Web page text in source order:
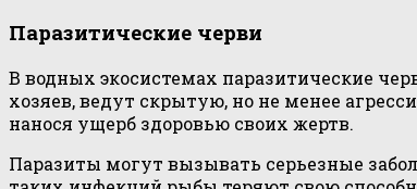
Паразитические черви
В водных экосистемах паразитические
хозяев, ведут скрытую, но не менее
нанося ущерб здоровью своих жертв.
Паразиты могут вызывать серьезные